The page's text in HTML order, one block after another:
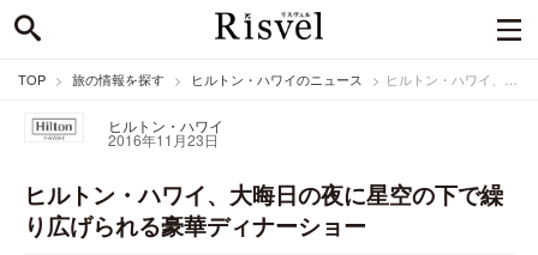
TOP 旅の情報を探す ヒルトン・ハワイのニュース ヒルトン・ハワイ、大晦日の夜に星空の下で繰り広げられる豪華ディナーショー
ヒルトン・ハワイ
2016年11月23日
ヒルトン・ハワイ、大晦日の夜に星空の下で繰
り広げられる豪華ディナーショー